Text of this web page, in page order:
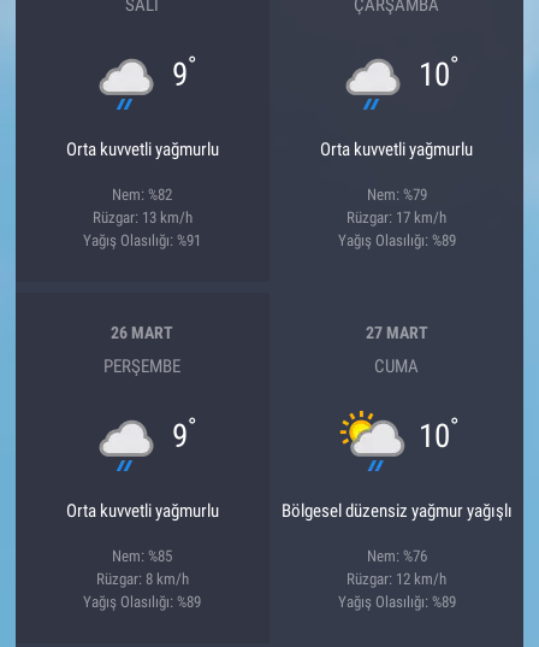
SALI
9°
Orta kuvvetli yağmurlu
Nem: %82
Rüzgar: 13 km/h
Yağış Olasılığı: %91
ÇARŞAMBA
10°
Orta kuvvetli yağmurlu
Nem: %79
Rüzgar: 17 km/h
Yağış Olasılığı: %89
26 MART
PERŞEMBE
9°
Orta kuvvetli yağmurlu
Nem: %85
Rüzgar: 8 km/h
Yağış Olasılığı: %89
27 MART
CUMA
10°
Bölgesel düzensiz yağmur yağışlı
Nem: %76
Rüzgar: 12 km/h
Yağış Olasılığı: %89